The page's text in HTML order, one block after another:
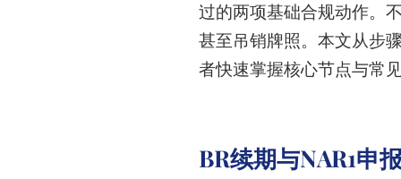
过的两项基础合规动作。
甚至吊销牌照。本文从步
者快速掌握核心节点与常
BR续期与NAR1申